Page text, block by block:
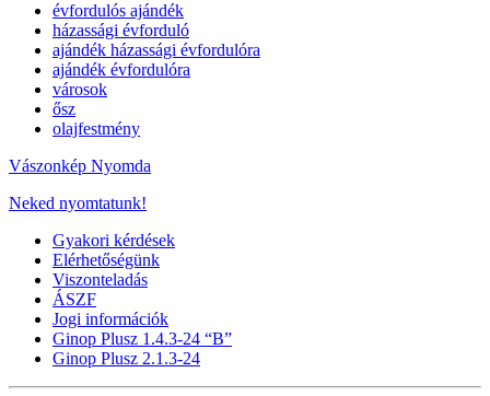
évfordulós ajándék
házassági évforduló
ajándék házassági évfordulóra
ajándék évfordulóra
városok
ősz
olajfestmény
Vászonkép Nyomda
Neked nyomtatunk!
Gyakori kérdések
Elérhetőségünk
Viszonteladás
ÁSZF
Jogi információk
Ginop Plusz 1.4.3-24 “B”
Ginop Plusz 2.1.3-24